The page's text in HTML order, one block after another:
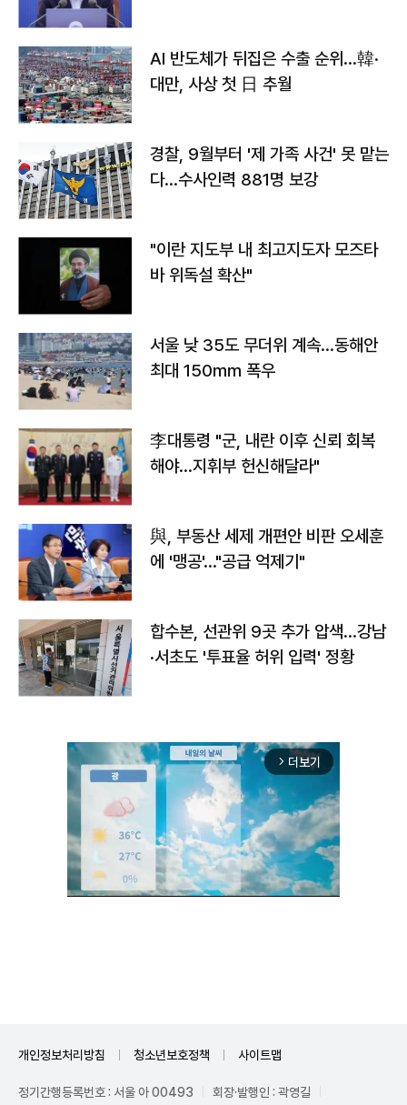
AI 반도체가 뒤집은 수출 순위…韓·
대만, 사상 첫 日 추월
경찰, 9월부터 '제 가족 사건' 못 맡는
다…수사인력 881명 보강
"이란 지도부 내 최고지도자 모즈타
바 위독설 확산"
서울 낮 35도 무더위 계속…동해안
최대 150㎜ 폭우
李대통령 "군, 내란 이후 신뢰 회복
해야…지휘부 헌신해달라"
與, 부동산 세제 개편안 비판 오세훈
에 '맹공'…"공급 억제기"
합수본, 선관위 9곳 추가 압색…강남
·서초도 '투표율 허위 입력' 정황
arrow_forward_ios 더보기
개인정보처리방침 청소년보호정책 사이트맵
정기간행등록번호 : 서울 아 00493 회장·발행인 : 곽영길